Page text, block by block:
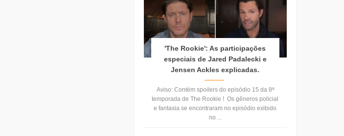
'The Rookie': As participações
especiais de Jared Padalecki e
Jensen Ackles explicadas.
Aviso: Contém spoilers do episódio 15 da 8ª
temporada de The Rookie ! Os gêneros policial
e fantasia se encontraram no episódio exibido
no ...